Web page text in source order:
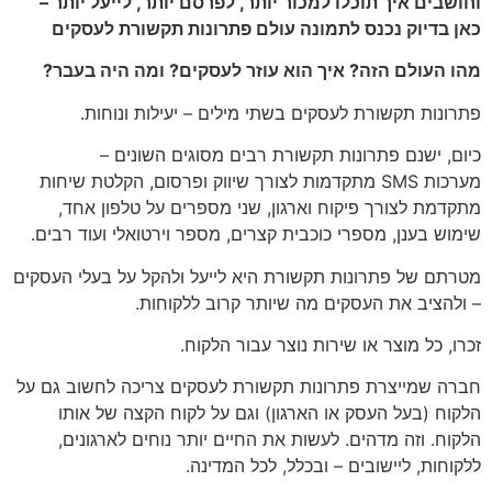
כאן בדיוק נכנס לתמונה עולם פתרונות תקשורת לעסקים
מהו העולם הזה? איך הוא עוזר לעסקים? ומה היה בעבר?
פתרונות תקשורת לעסקים בשתי מילים – יעילות ונוחות.
כיום, ישנם פתרונות תקשורת רבים מסוגים השונים –
מערכות SMS מתקדמות לצורך שיווק ופרסום, הקלטת שיחות
מתקדמת לצורך פיקוח וארגון, שני מספרים על טלפון אחד,
שימוש בענן, מספרי כוכבית קצרים, מספר וירטואלי ועוד רבים.
מטרתם של פתרונות תקשורת היא לייעל ולהקל על בעלי העסקים
– ולהציב את העסקים מה שיותר קרוב ללקוחות.
זכרו, כל מוצר או שירות נוצר עבור הלקוח.
חברה שמייצרת פתרונות תקשורת לעסקים צריכה לחשוב גם על
הלקוח (בעל העסק או הארגון) וגם על לקוח הקצה של אותו
הלקוח. וזה מדהים. לעשות את החיים יותר נוחים לארגונים,
ללקוחות, ליישובים – ובכלל, לכל המדינה.